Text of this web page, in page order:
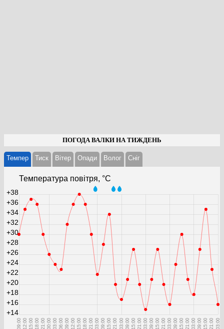
ПОГОДА ВАЛКИ НА ТИЖДЕНЬ
Темпер Тиск Вітер Опади Волог Cніг
Температура повітря, °С
09:00 12:00 15:00 18:00 21:00 00:00 03:00 06:00 09:00 12:00 15:00 18:00 21:00 03:00 09:00 15:00 21:00 03:00 09:00 15:00 21:00 03:00 09:00 15:00 21:00 03:00 09:00 15:00 21:00 03:00 09:00 15:00 21:00 03:00
+14
+16
+18
+20
+22
+24
+26
+28
+30
+32
+34
+36
+38